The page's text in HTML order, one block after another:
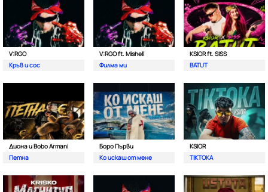
V:RGO
Кръв и сос
V:RGO ft. Mishell
Филма ми
KSIOR ft. SISS
BATUT
Диона и Bobo Armani
Петна
Боро Първи
Ко искаш от мене
KSIOR
TIKTOKA